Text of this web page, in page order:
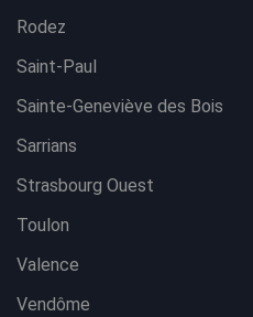
Rodez
Saint-Paul
Sainte-Geneviève des Bois
Sarrians
Strasbourg Ouest
Toulon
Valence
Vendôme